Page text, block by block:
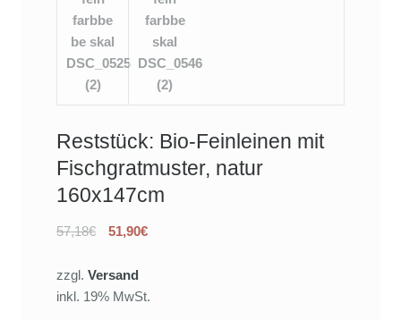
Reststück: Bio-Feinleinen mit
Fischgratmuster, natur
160x147cm
57,18€ 51,90€
zzgl.Versand
inkl. 19% MwSt.